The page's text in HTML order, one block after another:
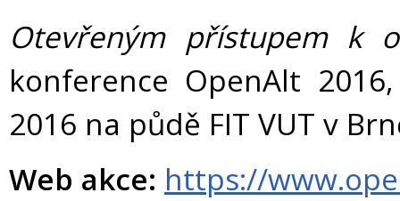
Otevřeným přístupem k
konference OpenAlt
2016 na půdě FIT VUT v
Web akce: https://